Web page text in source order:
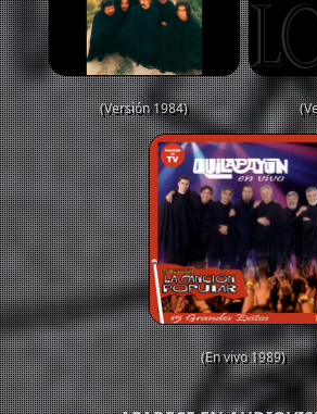
(Versión 1984)
(En vivo 1989)